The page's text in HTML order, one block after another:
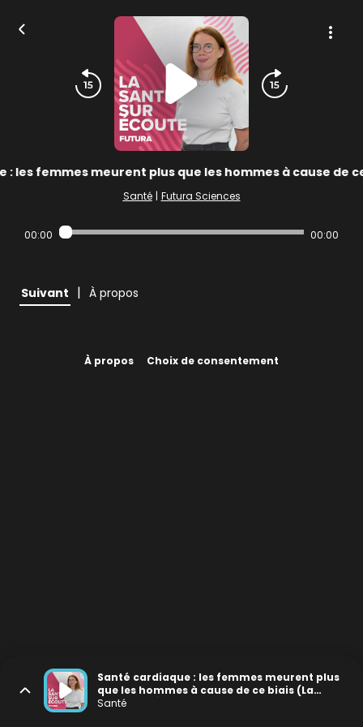
: les femmes meurent plus que les hommes à cause de
Santé | Futura Sciences
00:00 00:00
Suivant | À propos
À propos Choix de consentement
Santé cardiaque : les femmes meurent plus
que les hommes à cause de ce biais (La
Santé Sur Écoute # 36)
Santé